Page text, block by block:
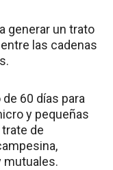
generar un trato
las cadenas
60 días para
y pequeñas
de
mutuales.